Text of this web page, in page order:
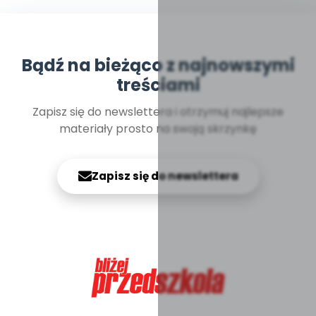
Bądź na bieżąco z najnowszymi
treściami
Zapisz się do newslettera i otrzymuj najlepsze
materiały prosto na swoją skrzynkę
Zapisz się do newslettera